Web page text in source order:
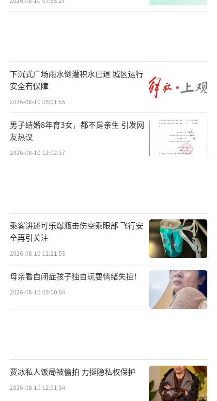
康向上的文化空间，家校社携手用爱与正向引
下沉式广场雨水倒灌积水已退 城区运行
安全有保障
2026-08-10 08:01:55
男子结婚8年育3女，都不是亲生 引发网
友热议
2026-08-10 12:02:37
乘客讲述可乐爆瓶击伤空乘眼部 飞行安
全再引关注
2026-08-10 12:21:53
母亲看自闭症孩子独自玩耍情绪失控！
2026-08-10 09:00:04
贾冰私人饭局被偷拍 力挺隐私权保护
2026-08-10 12:51:34